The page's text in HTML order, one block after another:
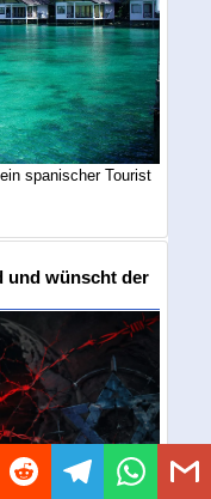
spanischer Tourist
und wünscht der